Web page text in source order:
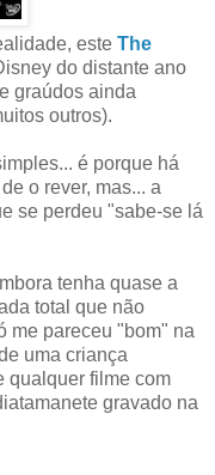
este The
do distante ano
graúdos ainda
outros).
é porque há
o rever, mas... a
se perdeu "sabe-se lá
tenha quase a
total que não
me pareceu "bom" na
uma criança
qualquer filme com
gravado na